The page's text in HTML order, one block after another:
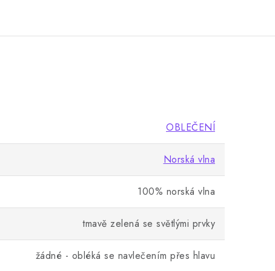
OBLEČENÍ
Norská vlna
100% norská vlna
tmavě zelená se světlými prvky
žádné - obléká se navlečením přes hlavu